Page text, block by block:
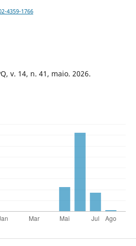
4359-1766
v. 14, n. 41, maio. 2026.